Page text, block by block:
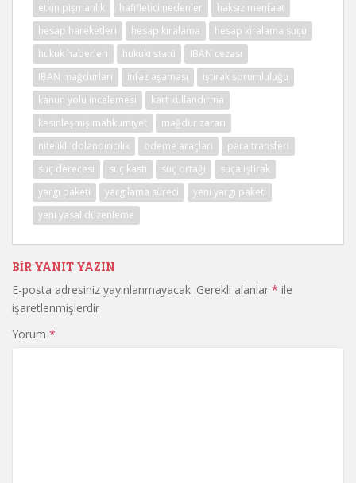
etkin pişmanlık
hafifletici nedenler
haksız menfaat
hesap hareketleri
hesap kiralama
hesap kiralama suçu
hukuk haberleri
hukuki statü
IBAN cezası
IBAN mağdurları
infaz aşaması
iştirak sorumluluğu
kanun yolu incelemesi
kart kullandırma
kesinleşmiş mahkumiyet
mağdur zararı
nitelikli dolandırıcılık
ödeme araçları
para transferi
suç derecesi
suç kastı suç ortağı
suça iştirak
yargı paketi
yargılama süreci
yeni yargı paketi
yeni yasal düzenleme
BIR YANIT YAZIN
E-posta adresiniz yayınlanmayacak. Gerekli alanlar * ile
işaretlenmişlerdir
Yorum *